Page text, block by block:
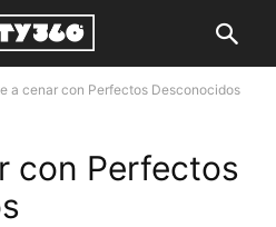
a cenar con Perfectos Desconocidos
con Perfectos